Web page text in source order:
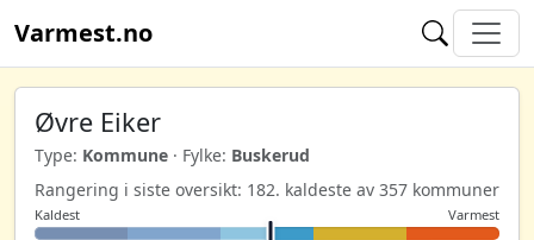
Varmest.no
Øvre Eiker
Type: Kommune · Fylke: Buskerud
Rangering i siste oversikt: 182. kaldeste av 357 kommuner
Kaldest Varmest